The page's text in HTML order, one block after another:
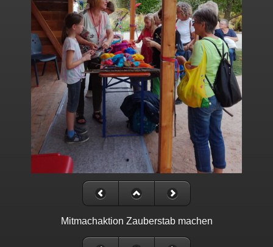
Mitmachaktion Zauberstab machen